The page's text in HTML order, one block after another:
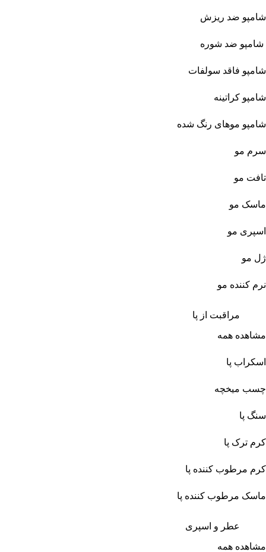
شامپو ضد ریزش
شامپو ضد شوره
شامپو فاقد سولفات
شامپو کراتینه
شامپو موهای رنگ شده
سرم مو
تافت مو
ماسک مو
اسپری مو
ژل مو
نرم کننده مو
مراقبت از پا
مشاهده همه
اسکراب پا
چسب میخچه
سنگ پا
کرم ترک پا
کرم مرطوب کننده پا
ماسک مرطوب کننده پا
عطر و اسپری
مشاهده همه